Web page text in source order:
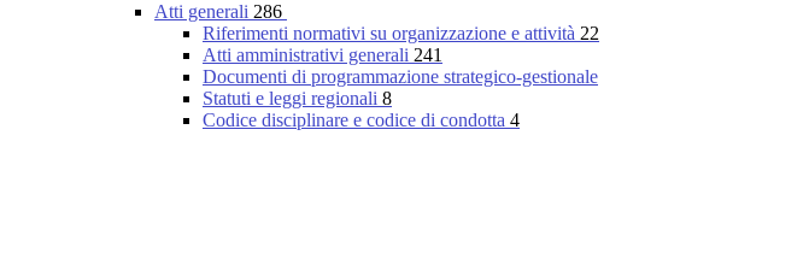
Atti generali 286
Riferimenti normativi su organizzazione e attività 22
Atti amministrativi generali 241
Documenti di programmazione strategico-gestionale
Statuti e leggi regionali 8
Codice disciplinare e codice di condotta 4